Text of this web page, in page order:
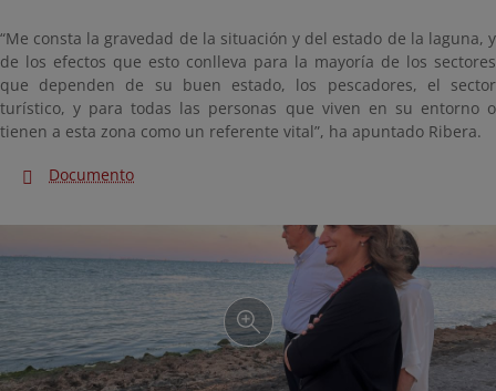
“Me consta la gravedad de la situación y del estado de la laguna, y
de los efectos que esto conlleva para la mayoría de los sectores
que dependen de su buen estado, los pescadores, el sector
turístico, y para todas las personas que viven en su entorno o
tienen a esta zona como un referente vital”, ha apuntado Ribera.
Documento